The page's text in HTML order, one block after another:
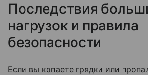
Последствия
нагрузок и правила
безопасности
Если вы копаете грядки или